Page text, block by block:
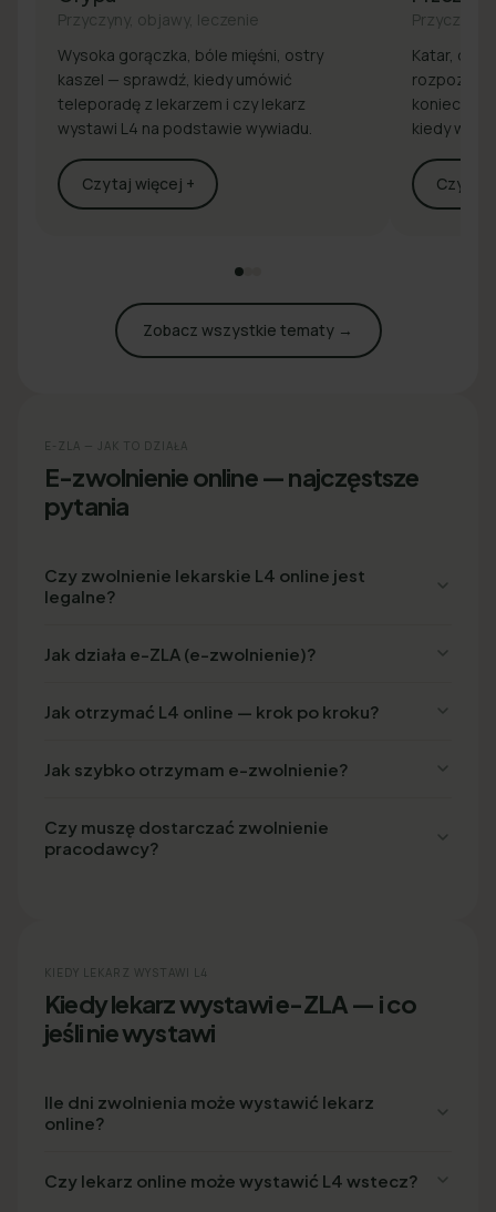
Przyczyny, objawy, leczenie
Wysoka gorączka, bóle mięśni, ostry
kaszel — sprawdź, kiedy umówić
teleporadę z lekarzem i czy lekarz
wystawi L4 na podstawie wywiadu.
Czytaj więcej +
Przyczyny,
Katar,
rozpoznaj
konieczna
kiedy
Czytaj
Zobacz wszystkie tematy →
E-ZLA — JAK TO DZIAŁA
E-zwolnienie online — najczęstsze
pytania
Czy zwolnienie lekarskie L4 online jest
legalne?
Jak działa e-ZLA (e-zwolnienie)?
Jak otrzymać L4 online — krok po kroku?
Jak szybko otrzymam e-zwolnienie?
Czy muszę dostarczać zwolnienie
pracodawcy?
KIEDY LEKARZ WYSTAWI L4
Kiedy lekarz wystawi e-ZLA — i co
jeśli nie wystawi
Ile dni zwolnienia może wystawić lekarz
online?
Czy lekarz online może wystawić L4 wstecz?